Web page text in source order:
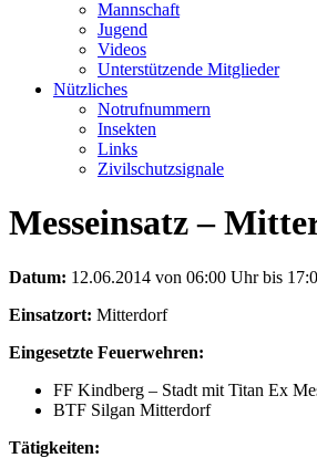
Mannschaft
Jugend
Videos
Unterstützende Mitglieder
Nützliches
Notrufnummern
Insekten
Links
Zivilschutzsignale
Messeinsatz –
Datum: 12.06.2014 von 06:00 Uhr bis
Einsatzort: Mitterdorf
Eingesetzte Feuerwehren:
FF Kindberg – Stadt mit Titan Ex
BTF Silgan Mitterdorf
Tätigkeiten: